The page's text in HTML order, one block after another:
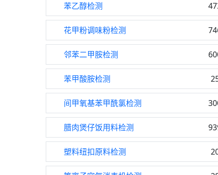
苯乙醇检测
花甲粉调味粉检测
邻苯二甲胺检测
苯甲酸胺检测
间甲氧基苯甲酰氯检测
腊肉煲仔饭用料检测
塑料纽扣原料检测